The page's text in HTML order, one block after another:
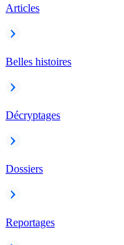
Articles
Belles histoires
Décryptages
Dossiers
Reportages